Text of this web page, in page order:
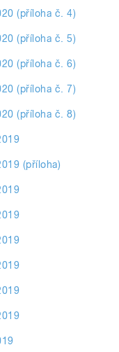
(příloha č. 4)
(příloha č. 5)
(příloha č. 6)
(příloha č. 7)
(příloha č. 8)
(příloha)